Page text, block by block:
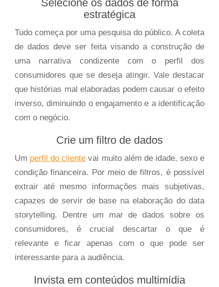
Selecione os dados de forma
estratégica
Tudo começa por uma pesquisa do público. A coleta
de dados deve ser feita visando a construção de
uma narrativa condizente com o perfil dos
consumidores que se deseja atingir. Vale destacar
que histórias mal elaboradas podem causar o efeito
inverso, diminuindo o engajamento e a identificação
com o negócio.
Crie um filtro de dados
Um perfil do cliente vai muito além de idade, sexo e
condição financeira. Por meio de filtros, é possível
extrair até mesmo informações mais subjetivas,
capazes de servir de base na elaboração do data
storytelling. Dentre um mar de dados sobre os
consumidores, é crucial descartar o que é
relevante e ficar apenas com o que pode ser
interessante para a audiência.
Invista em conteúdos multimídia